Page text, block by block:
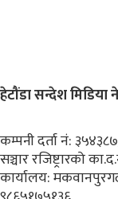
हेटौंडा सन्देश मिडिया
कम्पनी दर्ता नं:
सञ्चार रजिष्ट्रारको
कार्यालय: